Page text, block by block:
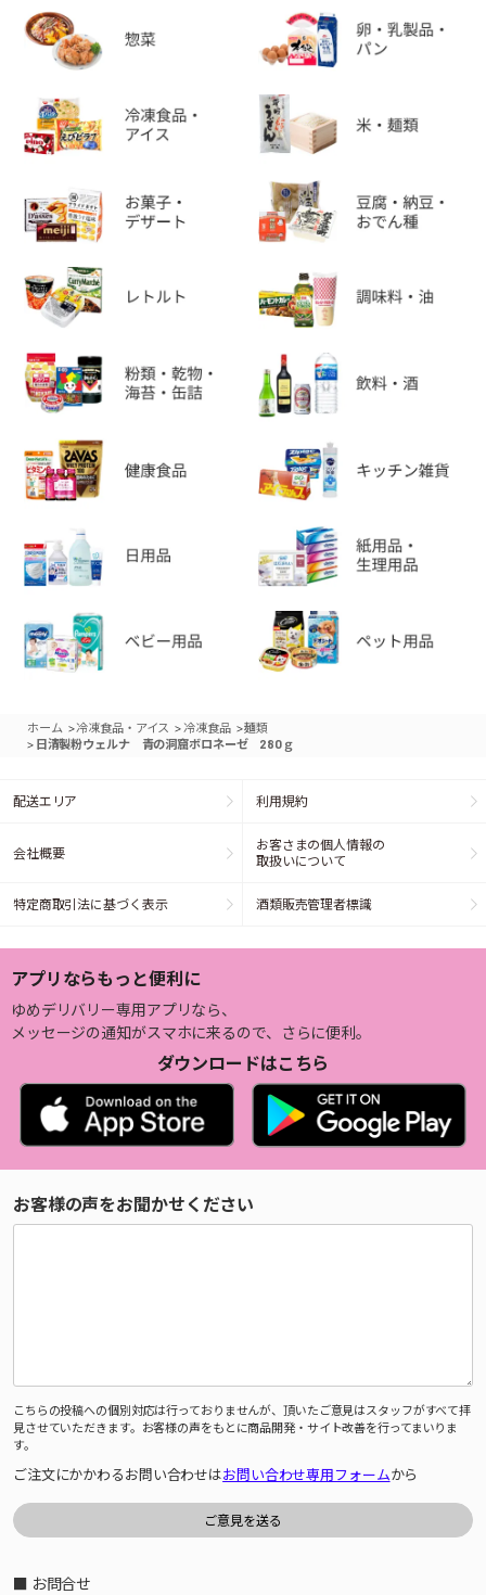
ホーム >冷凍食品・アイス > 冷凍食品 >麺類
> 日清製粉ウェルナ 青の洞窟ボロネーゼ 280ｇ
配送エリア 利用規約
会社概要
お客さまの個人情報の
取扱いについて
特定商取引法に基づく表示 酒類販売管理者標識
アプリならもっと便利に
ゆめデリバリー専用アプリなら、
メッセージの通知がスマホに来るので、さらに便利。
ダウンロードはこちら
お客様の声をお聞かせください
こちらの投稿への個別対応は行っておりませんが、頂いたご意見はスタッフがすべて拝
見させていただきます。お客様の声をもとに商品開発・サイト改善を行ってまいりま
す。
ご注文にかかわるお問い合わせはお問い合わせ専用フォームから
■ お問合せ